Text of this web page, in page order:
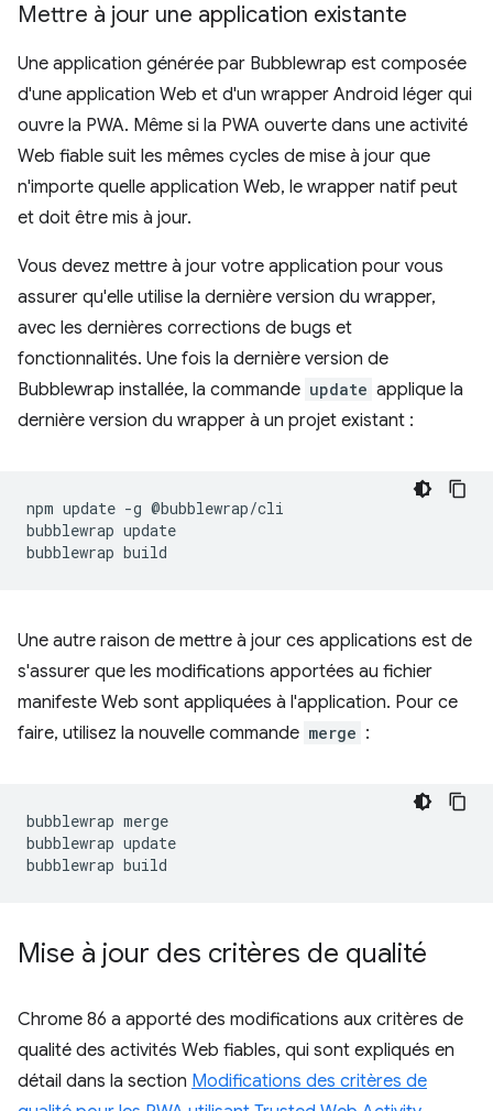
Mettre à jour une application existante
Une application générée par Bubblewrap est composée
d'une application Web et d'un wrapper Android léger qui
ouvre la PWA. Même si la PWA ouverte dans une activité
Web fiable suit les mêmes cycles de mise à jour que
n'importe quelle application Web, le wrapper natif peut
et doit être mis à jour.
Vous devez mettre à jour votre application pour vous
assurer qu'elle utilise la dernière version du wrapper,
avec les dernières corrections de bugs et
fonctionnalités. Une fois la dernière version de
Bubblewrap installée, la commande update applique la
dernière version du wrapper à un projet existant :
npm update -g @bubblewrap/cli
bubblewrap update
bubblewrap
Une autre raison de mettre à jour ces applications est de
s'assurer que les modifications apportées au fichier
manifeste Web sont appliquées à l'application. Pour ce
faire, utilisez la nouvelle commande merge :
bubblewrap merge
bubblewrap update
bubblewrap
Mise à jour des critères de qualité
Chrome 86 a apporté des modifications aux critères de
qualité des activités Web fiables, qui sont expliqués en
détail dans la section Modifications des critères de